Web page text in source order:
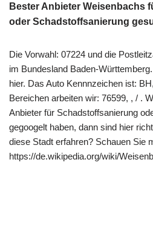
Bester Anbieter Weisenbachs
oder Schadstoffsanierung
Die Vorwahl: 07224 und die
im Bundesland Baden-
hier. Das Auto Kennnzeichen ist:
Bereichen arbeiten wir: 76599, , / .
Anbieter für Schadstoffsanierung
gegoogelt haben, dann sind hier
diese Stadt erfahren? Schauen Sie
https://de.wikipedia.org/wiki/